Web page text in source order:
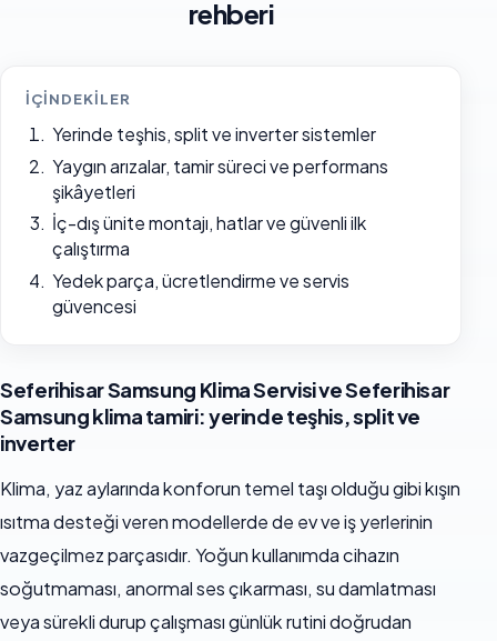
rehberi
İÇINDEKILER
Yerinde teşhis, split ve inverter sistemler
Yaygın arızalar, tamir süreci ve performans
şikâyetleri
İç-dış ünite montajı, hatlar ve güvenli ilk
çalıştırma
Yedek parça, ücretlendirme ve servis
güvencesi
Seferihisar Samsung Klima Servisi ve Seferihisar
Samsung klima tamiri: yerinde teşhis, split ve
inverter
Klima, yaz aylarında konforun temel taşı olduğu gibi kışın
ısıtma desteği veren modellerde de ev ve iş yerlerinin
vazgeçilmez parçasıdır. Yoğun kullanımda cihazın
soğutmaması, anormal ses çıkarması, su damlatması
veya sürekli durup çalışması günlük rutini doğrudan